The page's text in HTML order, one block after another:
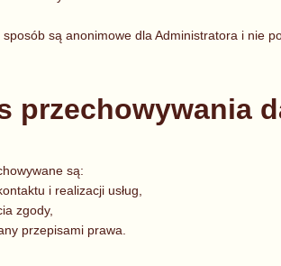
są anonimowe dla Administratora i nie
przechowywania
są:
i realizacji usług,
zgody,
przepisami prawa.